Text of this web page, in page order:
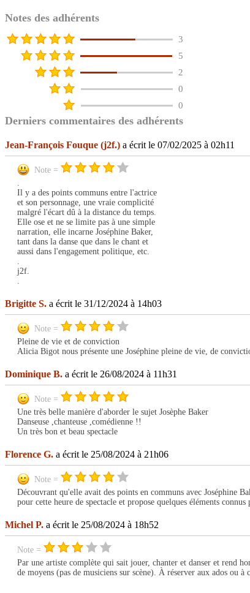
Notes des adhérents
3
5
2
0
0
Derniers commentaires des adhérents
Jean-François Fouque (j2f.) a écrit le 07/02/2025 à 02h11
Note =
.
Il y a des points communs entre l'actrice
et son personnage, une vraie complicité
malgré l'écart dû à la distance du temps.
Elle ose et ne se limite pas à une simple
narration, elle incarne Joséphine Baker,
tant dans la danse que dans le chant et
aussi dans l'engagement politique, etc.
.
j2f.
.
Brigitte S. a écrit le 31/12/2024 à 14h03
Note =
Pleine de vie et de conviction
Alicia Bigot nous présente une Joséphine pleine de vie, de
Dominique B. a écrit le 26/08/2024 à 11h31
Note =
Une très belle manière d'aborder le sujet Josèphe Baker
Danseuse ,chanteuse ,comédienne !!
Un très bon et beau spectacle
Florence G. a écrit le 25/08/2024 à 21h06
Note =
Découvrant qu'elle avait des points en communs avec Joséphine
pour cette heure de spectacle et propose quelques éléments
Michel P. a écrit le 25/08/2024 à 18h52
Note =
Par une artiste complète qui sait jouer, chanter et danser et rend
de moyens (pas de musiciens sur scène). À réserver aux ados ou